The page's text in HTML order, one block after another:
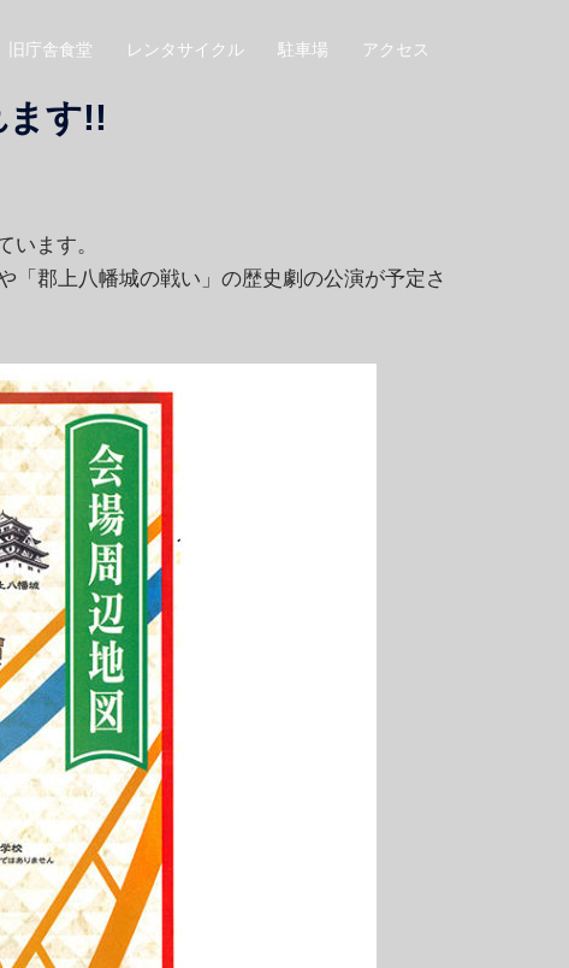
旧庁舎食堂 レンタサイクル 駐車場 アクセス
ます!!
ます。
「郡上八幡城の戦い」の歴史劇の公演が予定さ